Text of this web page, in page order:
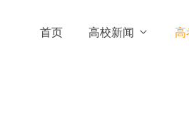
首页 高校新闻